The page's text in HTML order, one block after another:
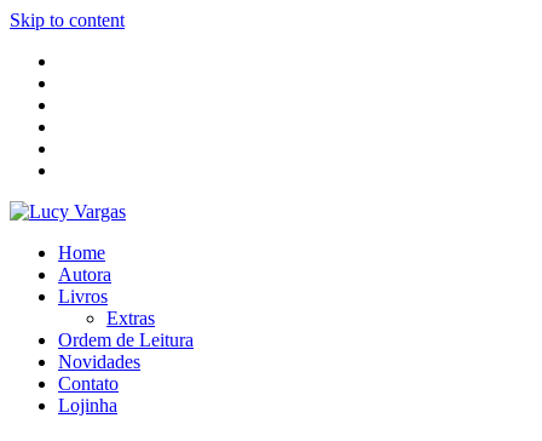
Skip to content
Home
Autora
Livros
Extras
Ordem de Leitura
Novidades
Contato
Lojinha